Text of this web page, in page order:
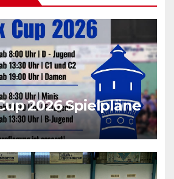
2026 Spielpläne